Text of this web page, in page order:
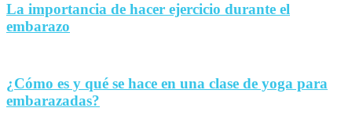
La importancia de hacer ejercicio durante el
embarazo
¿Cómo es y qué se hace en una clase de yoga para
embarazadas?